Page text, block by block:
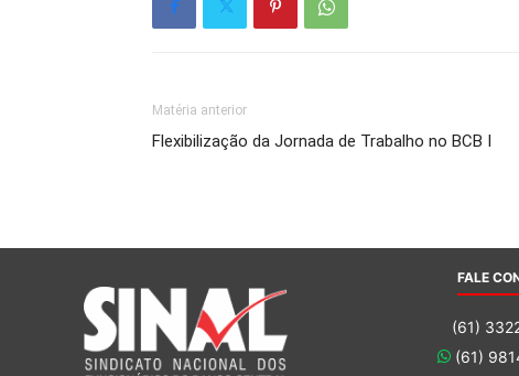
Matéria anterior
Flexibilização da Jornada de Trabalho no BCB I
FALE
(61)
(61)